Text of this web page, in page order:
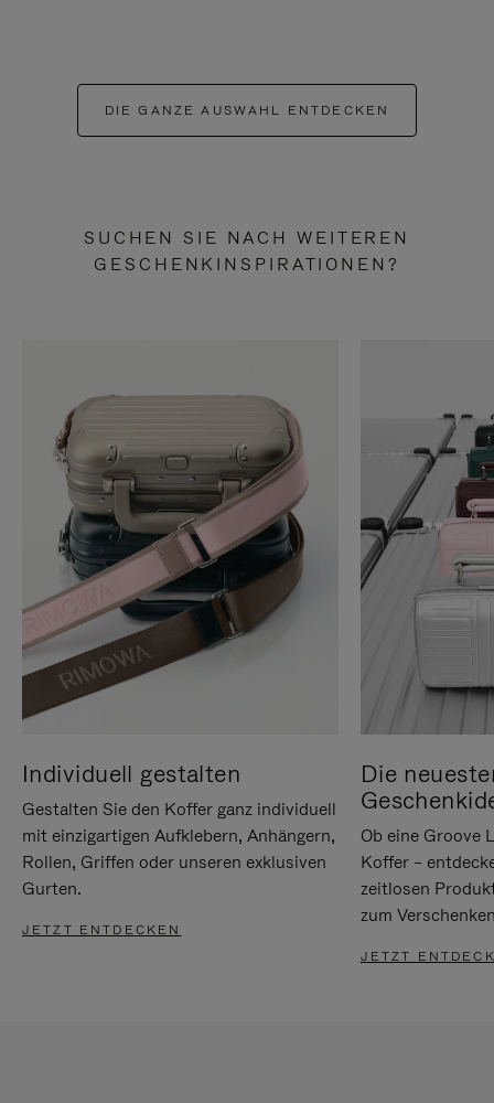
DIE GANZE AUSWAHL ENTDECKEN
SUCHEN SIE NACH WEITEREN
GESCHENKINSPIRATIONEN?
Individuell gestalten
Gestalten Sie den Koffer ganz individuell
mit einzigartigen Aufklebern, Anhängern,
Rollen, Griffen oder unseren exklusiven
Gurten.
JETZT ENTDECKEN
Die
Ob eine Groove
Koffer –
zeitlosen
zum
JETZT